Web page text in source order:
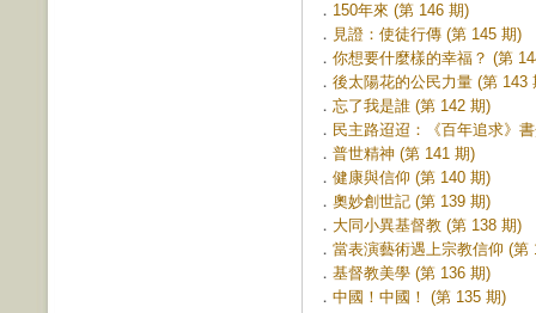
． 150年來 (第 146 期)
． 見證：使徒行傳 (第 145 期)
． 你想要什麼樣的幸福？ (第
． 後太陽花的公民力量 (第 143
． 忘了我是誰 (第 142 期)
． 民主路迢迢：《百年追求》
． 普世精神 (第 141 期)
． 健康與信仰 (第 140 期)
． 奧妙創世記 (第 139 期)
． 大同小異基督教 (第 138 期)
． 當表演藝術遇上宗教信仰 (第
． 基督教美學 (第 136 期)
． 中國！中國！ (第 135 期)